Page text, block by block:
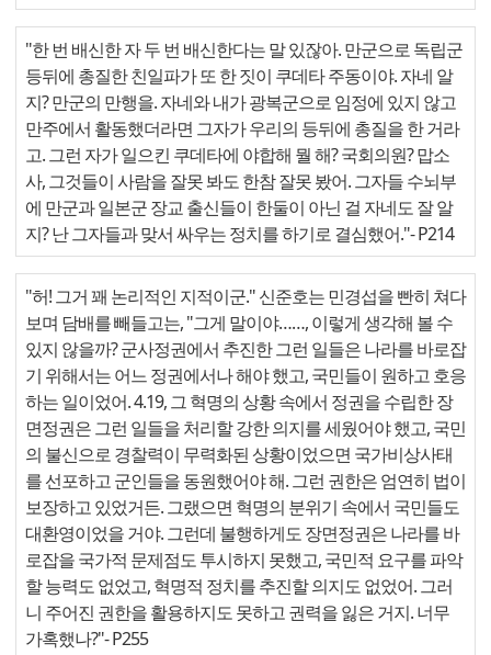
"한 번 배신한 자 두 번 배신한다는 말 있잖아. 만군으로 독립군
등뒤에 총질한 친일파가 또 한 짓이 쿠데타 주동이야. 자네 알
지? 만군의 만행을. 자네와 내가 광복군으로 임정에 있지 않고
만주에서 활동했더라면 그자가 우리의 등뒤에 총질을 한 거라
고. 그런 자가 일으킨 쿠데타에 야합해 뭘 해? 국회의원? 맙소
사, 그것들이 사람을 잘못 봐도 한참 잘못 봤어. 그자들 수뇌부
에 만군과 일본군 장교 출신들이 한둘이 아닌 걸 자네도 잘 알
지? 난 그자들과 맞서 싸우는 정치를 하기로 결심했어."- P214
"허! 그거 꽤 논리적인 지적이군." 신준호는 민경섭을 빤히 쳐다
보며 담배를 빼들고는, "그게 말이야……, 이렇게 생각해 볼 수
있지 않을까? 군사정권에서 추진한 그런 일들은 나라를 바로잡
기 위해서는 어느 정권에서나 해야 했고, 국민들이 원하고 호응
하는 일이었어. 4.19, 그 혁명의 상황 속에서 정권을 수립한 장
면정권은 그런 일들을 처리할 강한 의지를 세웠어야 했고, 국민
의 불신으로 경찰력이 무력화된 상황이었으면 국가비상사태
를 선포하고 군인들을 동원했어야 해. 그런 권한은 엄연히 법이
보장하고 있었거든. 그랬으면 혁명의 분위기 속에서 국민들도
대환영이었을 거야. 그런데 불행하게도 장면정권은 나라를 바
로잡을 국가적 문제점도 투시하지 못했고, 국민적 요구를 파악
할 능력도 없었고, 혁명적 정치를 추진할 의지도 없었어. 그러
니 주어진 권한을 활용하지도 못하고 권력을 잃은 거지. 너무
가혹했나?"- P255